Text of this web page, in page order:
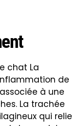
chat La
de
à une
La trachée
qui relie